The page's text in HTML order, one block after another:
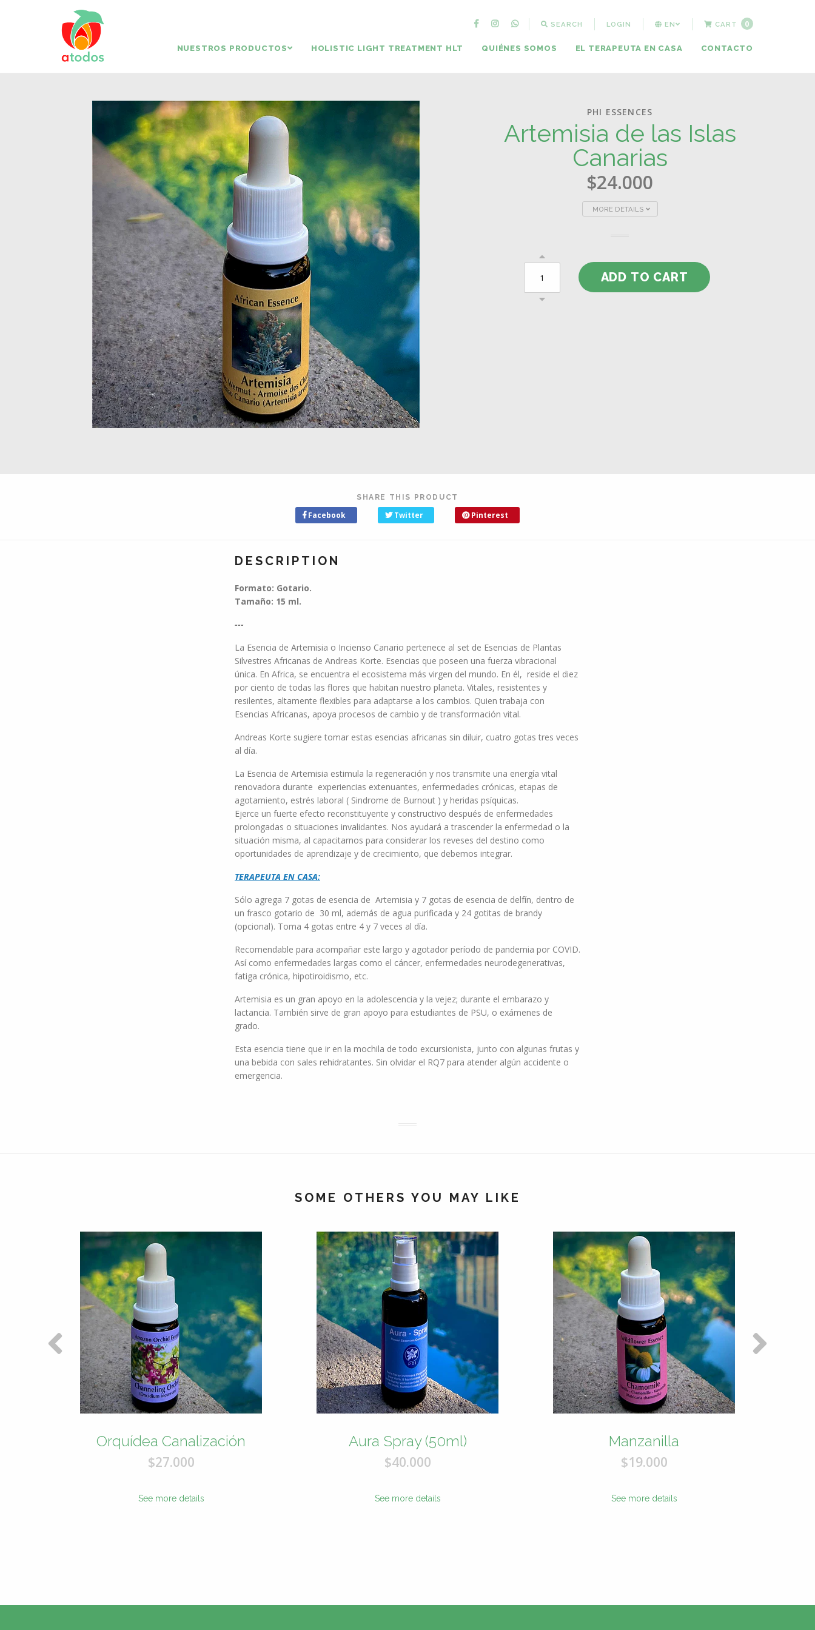
SEARCH LOGIN EN CART 0
NUESTROS PRODUCTOS HOLISTIC LIGHT TREATMENT HLT QUIÉNES SOMOS EL TERAPEUTA EN CASA CONTACTO
PHI ESSENCES
Artemisia de las Islas
Canarias
$24.000
MORE DETAILS
SHARE THIS PRODUCT
Facebook Twitter Pinterest
DESCRIPTION
Formato: Gotario.
Tamaño: 15 ml.
---
La Esencia de Artemisia o Incienso Canario pertenece al set de Esencias de Plantas
Silvestres Africanas de Andreas Korte. Esencias que poseen una fuerza vibracional
única. En Africa, se encuentra el ecosistema más virgen del mundo. En él, reside el diez
por ciento de todas las flores que habitan nuestro planeta. Vitales, resistentes y
resilentes, altamente flexibles para adaptarse a los cambios. Quien trabaja con
Esencias Africanas, apoya procesos de cambio y de transformación vital.
Andreas Korte sugiere tomar estas esencias africanas sin diluir, cuatro gotas tres veces
al día.
La Esencia de Artemisia estimula la regeneración y nos transmite una energía vital
renovadora durante experiencias extenuantes, enfermedades crónicas, etapas de
agotamiento, estrés laboral ( Sindrome de Burnout ) y heridas psíquicas.
Ejerce un fuerte efecto reconstituyente y constructivo después de enfermedades
prolongadas o situaciones invalidantes. Nos ayudará a trascender la enfermedad o la
situación misma, al capacitarnos para considerar los reveses del destino como
oportunidades de aprendizaje y de crecimiento, que debemos integrar.
TERAPEUTA EN CASA:
Sólo agrega 7 gotas de esencia de Artemisia y 7 gotas de esencia de delfín, dentro de
un frasco gotario de 30 ml, además de agua purificada y 24 gotitas de brandy
(opcional). Toma 4 gotas entre 4 y 7 veces al día.
Recomendable para acompañar este largo y agotador período de pandemia por COVID.
Así como enfermedades largas como el cáncer, enfermedades neurodegenerativas,
fatiga crónica, hipotiroidismo, etc.
Artemisia es un gran apoyo en la adolescencia y la vejez; durante el embarazo y
lactancia. También sirve de gran apoyo para estudiantes de PSU, o exámenes de
grado.
Esta esencia tiene que ir en la mochila de todo excursionista, junto con algunas frutas y
una bebida con sales rehidratantes. Sin olvidar el RQ7 para atender algún accidente o
emergencia.
SOME OTHERS YOU MAY LIKE
Orquídea Canalización
$27.000
See more details
Aura Spray (50ml)
$40.000
See more details
Manzanilla
$19.000
See more details